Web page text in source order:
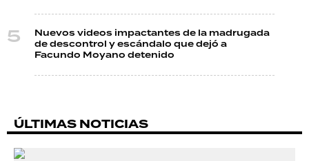
Nuevos videos impactantes de la madrugada
de descontrol y escándalo que dejó a
Facundo Moyano detenido
ÚLTIMAS NOTICIAS